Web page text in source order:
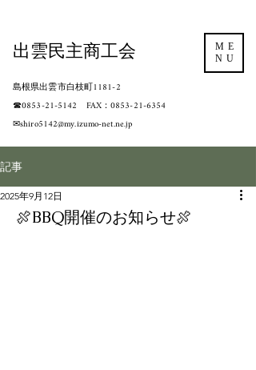
島根県出雲市白枝町1181-2
​☎0853-21-5142 FAX：0853-21-6354
​✉shiro5142@my.izumo-net.ne.jp
ME
NU
出雲民主商工会
記事
🍖BBQ開催のお知らせ🍖
2025年9月12日